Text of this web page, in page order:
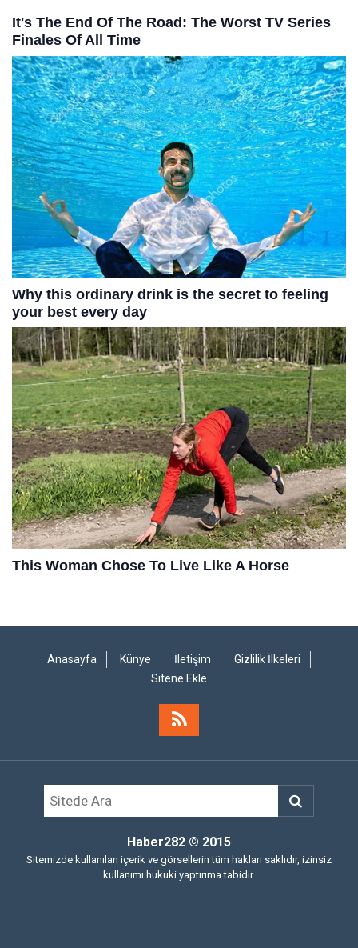
Anasayfa Künye İletişim
Gizlilik İlkeleri
Sitene Ekle
Haber282 © 2015
Sitemizde kullanılan içerik ve görsellerin tüm hakları saklıdır, izinsiz
kullanımı hukuki yaptırıma tabidir.